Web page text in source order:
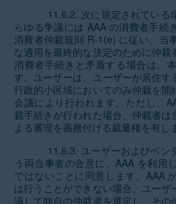
11.6.2. 次に規定されている
らゆる争議には AAA の消費者手続
消費者仲裁規則 R-1(e) に従い、当
な適用を最終的な決定のために仲
消費者手続きと矛盾する場合は、
す。ユーザーは、ユーザーが居住す
行政的小区域においてのみ仲裁を
会議により行われます。ただし、
裁手続きが行われた場合、仲裁者は
よる審理を義務付ける裁量権を有し
11.6.3. ユーザーおよびベン
う両当事者の合意に、AAA を利用
ではないことに同意します。AAA
は行うことができない場合、ユー
議して独自の仲裁者を選定し、そ